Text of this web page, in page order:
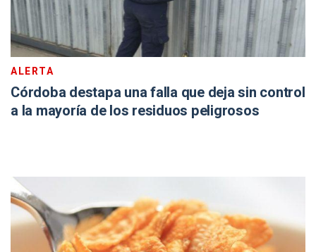
ALERTA
Córdoba destapa una falla que deja sin control
a la mayoría de los residuos peligrosos